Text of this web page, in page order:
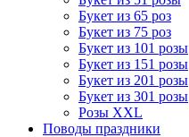
Букет из 65 роз
Букет из 75 роз
Букет из 101 розы
Букет из 151 розы
Букет из 201 розы
Букет из 301 розы
Розы XXL
Поводы праздники